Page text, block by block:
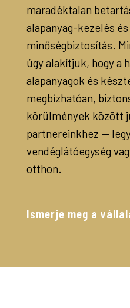
maradéktalan
alapanyag-kezelés
minőségbiztosítás.
úgy alakítjuk, hogy a
alapanyagok és
megbízhatóan,
körülmények között
partnereinkhez —
vendéglátóegység
otthon.
Ismerje meg a